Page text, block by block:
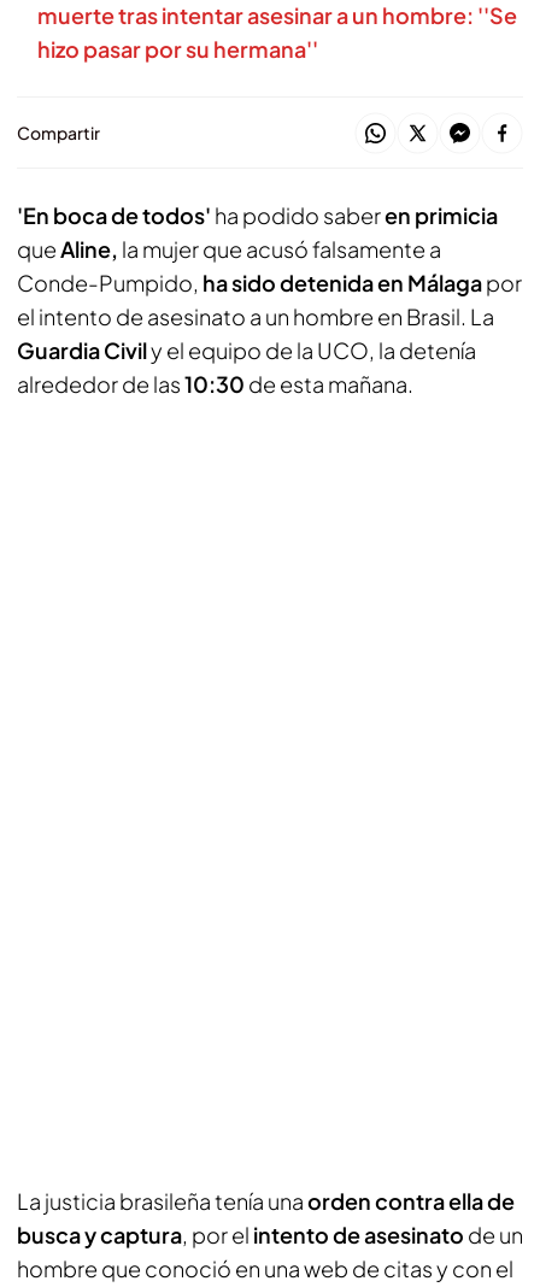
muerte tras intentar asesinar a un hombre: ''Se
hizo pasar por su hermana''
Compartir
'En boca de todos' ha podido saberen primicia
queAline, la mujer que acusó falsamente a
Conde-Pumpido, ha sido detenida en Málagapor
el intento de asesinato a un hombre en Brasil. La
Guardia Civily el equipo de la UCO, la detenía
alrededor de las10:30 de esta mañana.
La justicia brasileña tenía unaorden contra ella de
busca y captura, por el intento de asesinato de un
hombre que conoció en una web de citas y con el